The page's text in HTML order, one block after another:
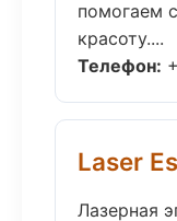
помогаем
красоту....
Телефон:
Laser
Лазерная